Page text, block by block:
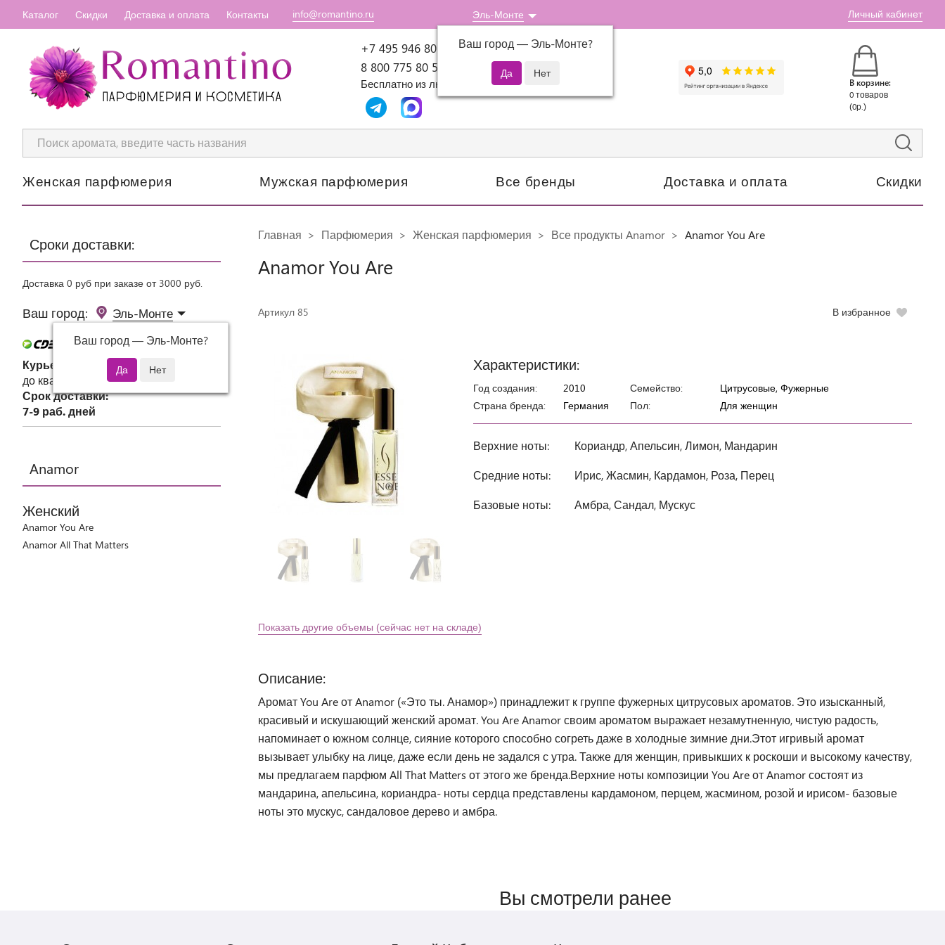
Каталог Скидки Доставка и оплата Контакты info@romantino.ru Эль-Монте
Ваш город — Эль-Монте?
Личный кабинет
+7 495 946 80 07 Пн-Пт: 10:00-18:00
8 800 775 80 51
Бесплатно из любого региона России
В корзине:
0 товаров
(0р.)
Женская парфюмерия Мужская парфюмерия Все бренды Доставка и оплата Скидки
Сроки доставки:
Доставка 0 руб при заказе от 3000 руб.
Ваш город: Эль-Монте
Ваш город — Эль-Монте?
Курьер СДЭК
до квартиры или офиса
Срок доставки:
7-9 раб. дней
Anamor
Женский
Anamor You Are
Anamor All That Matters
Главная Парфюмерия Женская парфюмерия Все продукты Anamor Anamor You Are
Anamor You Are
Артикул 85 В избранное
Характеристики:
Год создания:
2010
Страна бренда:
Германия
Семейство:
Цитрусовые, Фужерные
Пол:
Для женщин
Верхние ноты:
Кориандр, Апельсин, Лимон, Мандарин
Средние ноты:
Ирис, Жасмин, Кардамон, Роза, Перец
Базовые ноты:
Амбра, Сандал, Мускус
Показать другие объемы (сейчас нет на складе)
Описание:
Аромат You Are от Anamor («Это ты. Анамор») принадлежит к группе фужерных цитрусовых ароматов. Это изысканный,
красивый и искушающий женский аромат. You Are Anamor своим ароматом выражает незамутненную, чистую радость,
напоминает о южном солнце, сияние которого способно согреть даже в холодные зимние дни.Этот игривый аромат
вызывает улыбку на лице, даже если день не задался с утра. Также для женщин, привыкших к роскоши и высокому качеству,
мы предлагаем парфюм All That Matters от этого же бренда.Верхние ноты композиции You Are от Anamor состоят из
мандарина, апельсина, кориандра- ноты сердца представлены кардамоном, перцем, жасмином, розой и ирисом- базовые
ноты это мускус, сандаловое дерево и амбра.
Вы смотрели ранее